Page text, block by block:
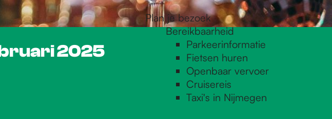
Plan je bezoek
Bereikbaarheid
Parkeerinformatie
Fietsen huren
Openbaar vervoer
Cruisereis
Taxi's in Nijmegen
2025